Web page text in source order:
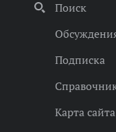
Поиск
Подписка
Карта сайта